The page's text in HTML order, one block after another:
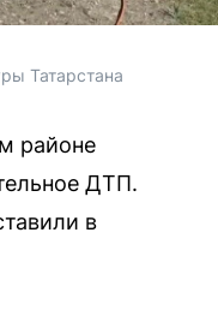
Татарстана
районе
ДТП.
в